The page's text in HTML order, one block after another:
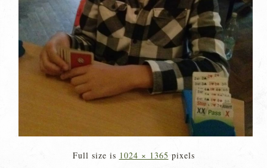
Full size is 1024 × 1365 pixels